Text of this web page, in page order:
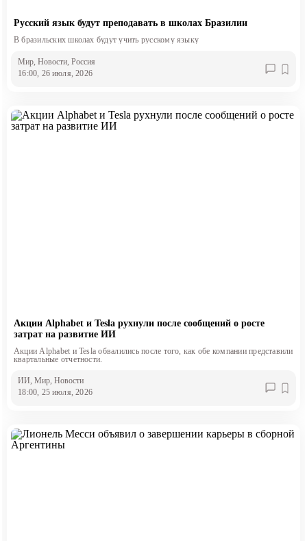
Русский язык будут преподавать в школах Бразилии
В бразильских школах будут учить русскому языку
Мир, Новости, Россия
16:00, 26 июля, 2026
Акции Alphabet и Tesla рухнули после сообщений о росте
затрат на развитие ИИ
Акции Alphabet и Tesla обвалились после того, как обе компании представили
квартальные отчетности.
ИИ, Мир, Новости
18:00, 25 июля, 2026